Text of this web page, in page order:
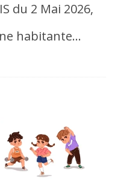
du 2 Mai 2026,
habitante…